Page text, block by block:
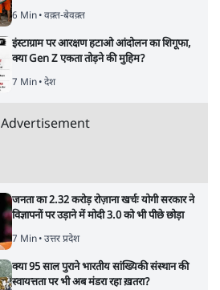
6 Min• वक़्त-बेवक़्त
इंस्टाग्राम पर आरक्षण हटाओ आंदोलन का शिगूफा,
क्या Gen Z एकता तोड़ने की मुहिम?
7 Min• देश
Advertisement
जनता का 2.32 करोड़ रोज़ाना खर्चः योगी सरकार ने
विज्ञापनों पर उड़ाने में मोदी 3.0 को भी पीछे छोड़ा
7 Min• उत्तर प्रदेश
क्या 95 साल पुराने भारतीय सांख्यिकी संस्थान की
स्वायत्तता पर भी अब मंडरा रहा ख़तरा?